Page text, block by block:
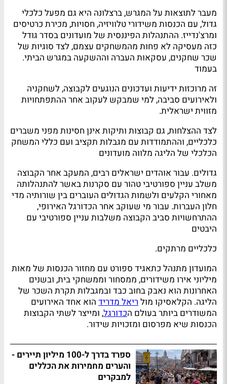
מעבר לתוצאות על המגרש, ברצלונה היא גם מפעל כלכלי
גדול, עם הכנסות משידורי טלוויזיה, חסויות, מכירת כרטיסים
ומרצ'נדייז. ההתנהלות הפיננסית של מועדונים בסדר גודל
כזה מעסיקה לא פחות מהמשחקים עצמם, לצד סוגיות של
שכר שחקנים, עסקאות העברה וההשקעה במגרש הביתי.
בעמוד
זה מרוכזות ידיעות ועדכונים הנוגעים לקבוצה, לשחקניה
ולאירועים סביבה, למי שמבקש לעקוב אחר ההתפתחויות
מזווית ישראלית.
לצד ההצלחות, גם קבוצות ותיקות אינן חסינות מפני משברים
כלכליים, וההתמודדות עם מגבלות תקציב ועם כללי המשחק
הכלכלי של הליגה מלווה מועדונים
גדולים. עבור אוהדים ישראלים רבים, המעקב אחר הקבוצה
משלב עניין ספורטיבי טהור עם סקרנות באשר להתנהלותה
מאחורי הקלעים ולשמות הגדולים העוברים בין שורותיה מדי
חלון העברות. עבור מי שעוקב אחר הכדורגל האירופי,
ההתרחשויות סביב הקבוצה משלבות עניין ספורטיבי עם
היבטים
כלכליים מרתקים.
המועדון מתנהל כתאגיד ספורט עם מחזור הכנסות של מאות
מיליוני אירו משידורים, ממסחור וממשחקי בית, ובשנים
האחרונות הוא נאבק בחוב כבד ובמגבלות תקרת השכר של
הליגה. הקלאסיקו מולריאל מדריד הוא אחד האירועים
המשודרים ביותר בעולם הכדורגל, ומייצר לשתי הקבוצות
הכנסות שיא מפרסום ומזכויות שידור.
ספרד בדרך ל-100 מיליון תיירים -
והערים מחמירות את הכללים
למבקרים